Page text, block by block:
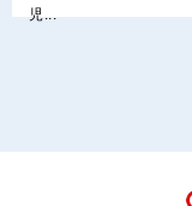
児...